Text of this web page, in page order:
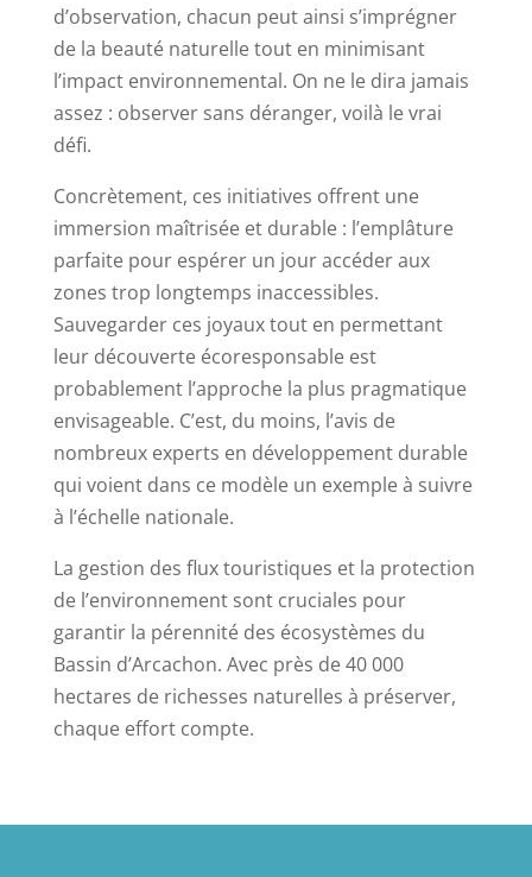
d’observation, chacun peut ainsi s’imprégner
de la beauté naturelle tout en minimisant
l’impact environnemental. On ne le dira jamais
assez : observer sans déranger, voilà le vrai
défi.
Concrètement, ces initiatives offrent une
immersion maîtrisée et durable : l’emplâture
parfaite pour espérer un jour accéder aux
zones trop longtemps inaccessibles.
Sauvegarder ces joyaux tout en permettant
leur découverte écoresponsable est
probablement l’approche la plus pragmatique
envisageable. C’est, du moins, l’avis de
nombreux experts en développement durable
qui voient dans ce modèle un exemple à suivre
à l’échelle nationale.
La gestion des flux touristiques et la protection
de l’environnement sont cruciales pour
garantir la pérennité des écosystèmes du
Bassin d’Arcachon. Avec près de 40 000
hectares de richesses naturelles à préserver,
chaque effort compte.